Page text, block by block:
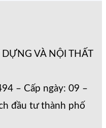
VÀ NỘI THẤT
– Cấp ngày: 09 –
đầu tư thành phố